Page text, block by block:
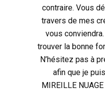
contraire. Vous
travers de mes
vous
trouver la bonne
N’hésitez pas à
afin que je
MIREILLE